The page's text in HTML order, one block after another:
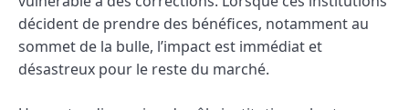
décident de prendre des bénéfices, notamment au
sommet de la bulle, l’impact est immédiat et
désastreux pour le reste du marché.